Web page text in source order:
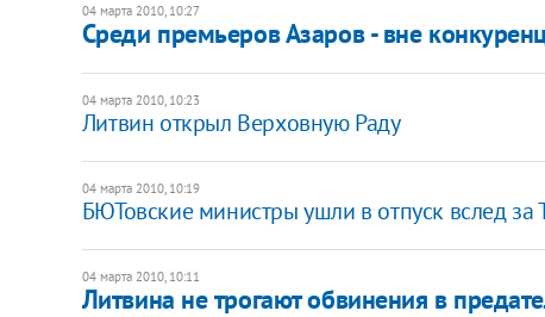
04 марта 2010, 10:27
Среди премьеров Азаров - вне
04 марта 2010, 10:23
Литвин открыл Верховную Раду
04 марта 2010, 10:19
БЮТовские министры ушли в отпуск вслед
04 марта 2010, 10:11
Литвина не трогают обвинения в